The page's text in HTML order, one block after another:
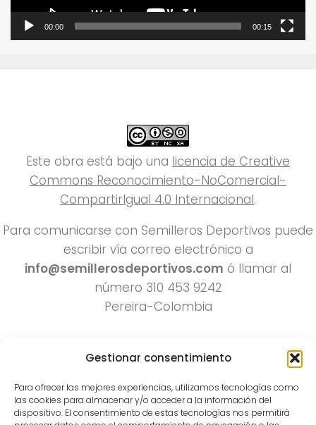
Gestionar consentimiento
Para ofrecer las mejores experiencias, utilizamos tecnologías como
las cookies para almacenar y/o acceder a la información del
dispositivo. El consentimiento de estas tecnologías nos permitirá
00:00 00:15
Este obra está bajo una licencia de Creative
Commons Reconocimiento-NoComercial-
CompartirIgual 4.0 Internacional.
Para comunicarse con Semilleros Deportivos puede
escribir vía correo electrónico a
info@semillerosdeportivos.com ó llamar al
número 310 453 9242
Pereira-Colombia